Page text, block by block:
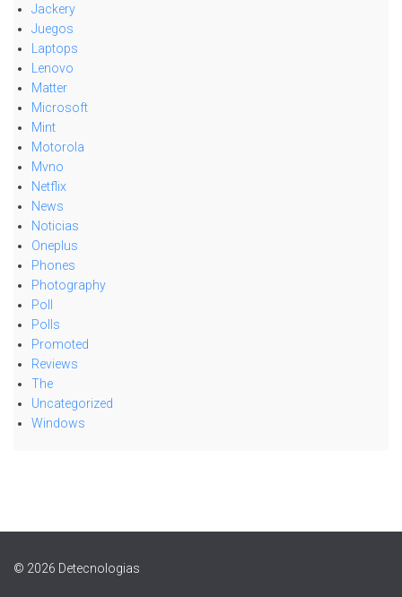
Jackery
Juegos
Laptops
Lenovo
Matter
Microsoft
Mint
Motorola
Mvno
Netflix
News
Noticias
Oneplus
Phones
Photography
Poll
Polls
Promoted
Reviews
The
Uncategorized
Windows
© 2026 Detecnologias